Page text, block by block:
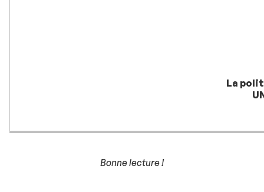
La
Bonne lecture !